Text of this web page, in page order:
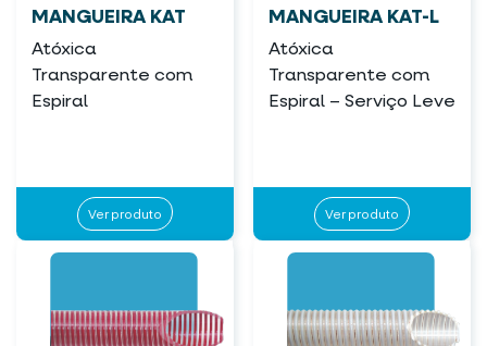
MANGUEIRA KAT
Atóxica
Transparente com
Espiral
Ver produto
MANGUEIRA KAT-L
Atóxica
Transparente com
Espiral – Serviço Leve
Ver produto